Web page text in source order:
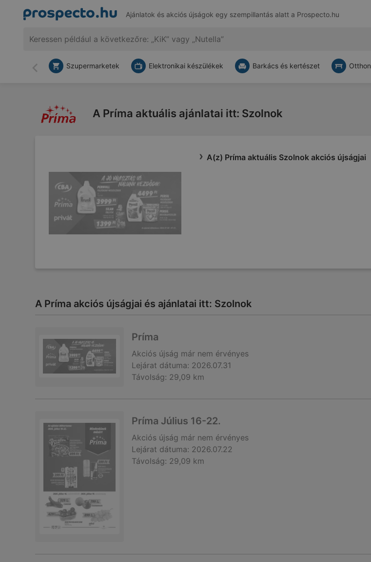
Ajánlatok és akciós újságok egy szempillantás alatt a Prospecto.hu
Vissza
Szupermarketek Elektronikai készülékek Barkács és kertészet Otthon
A Príma aktuális ajánlatai itt: Szolnok
A(z) Príma aktuális Szolnok akciós újságjai
A Príma akciós újságjai és ajánlatai itt: Szolnok
Príma
Akciós újság már nem érvényes
Lejárat dátuma: 2026.07.31
Távolság: 29,09 km
Príma Július 16-22.
Akciós újság már nem érvényes
Lejárat dátuma: 2026.07.22
Távolság: 29,09 km